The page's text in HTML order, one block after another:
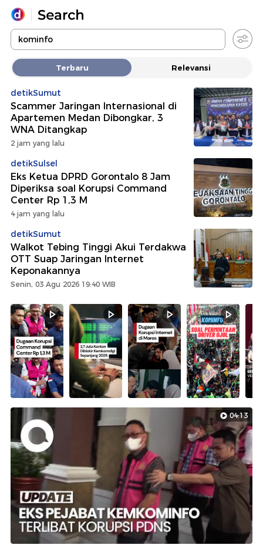
Yang sedang ramai dicari
Loading...
Promoted
Terakhir yang dicari
Terbaru Relevansi
detikSumut
Scammer Jaringan Internasional di
Apartemen Medan Dibongkar, 3
WNA Ditangkap
2 jam yang lalu
detikSulsel
Eks Ketua DPRD Gorontalo 8 Jam
Diperiksa soal Korupsi Command
Center Rp 1,3 M
4 jam yang lalu
detikSumut
Walkot Tebing Tinggi Akui Terdakwa
OTT Suap Jaringan Internet
Keponakannya
Senin, 03 Agu 2026 19:40 WIB
04:13